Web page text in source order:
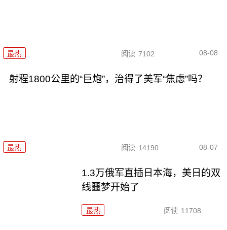
最热 阅读 7102 08-08
射程1800公里的“巨炮”，治得了美军“焦虑”吗？
最热 阅读 14190 08-07
1.3万俄军直插日本海，美日的双
线噩梦开始了
最热 阅读 11708